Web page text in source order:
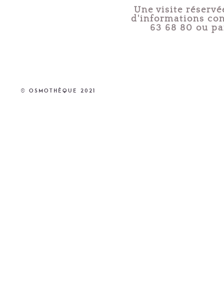
Une visite
d'informations
63 68 80 ou
© Osmothèque 2021